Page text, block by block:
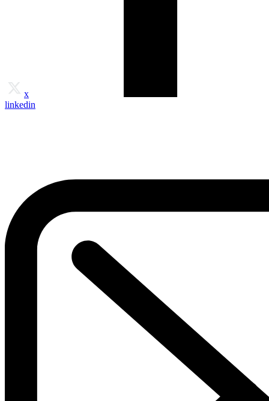
x
linkedin